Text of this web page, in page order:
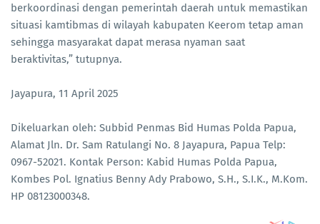
berkoordinasi dengan pemerintah daerah untuk memastikan
situasi kamtibmas di wilayah kabupaten Keerom tetap aman
sehingga masyarakat dapat merasa nyaman saat
beraktivitas,” tutupnya.
Jayapura, 11 April 2025
Dikeluarkan oleh: Subbid Penmas Bid Humas Polda Papua,
Alamat Jln. Dr. Sam Ratulangi No. 8 Jayapura, Papua Telp:
0967-52021. Kontak Person: Kabid Humas Polda Papua,
Kombes Pol. Ignatius Benny Ady Prabowo, S.H., S.I.K., M.Kom.
HP 08123000348.